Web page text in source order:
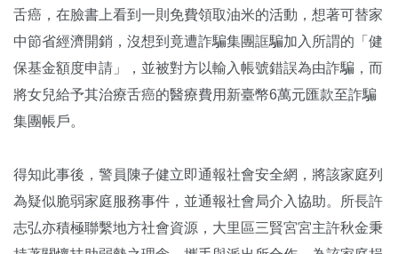
舌癌，在臉書上看到一則免費領取油米的活動，想著可替家
中節省經濟開銷，沒想到竟遭詐騙集團誆騙加入所謂的「健
保基金額度申請」，並被對方以輸入帳號錯誤為由詐騙，而
將女兒給予其治療舌癌的醫療費用新臺幣6萬元匯款至詐騙
集團帳戶。
得知此事後，警員陳子健立即通報社會安全網，將該家庭列
為疑似脆弱家庭服務事件，並通報社會局介入協助。所長許
志弘亦積極聯繫地方社會資源，大里區三賢宮宮主許秋金秉